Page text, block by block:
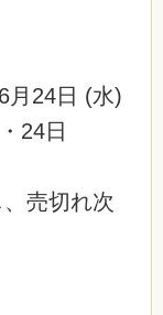
月24日 (水)
・24日
売切れ次